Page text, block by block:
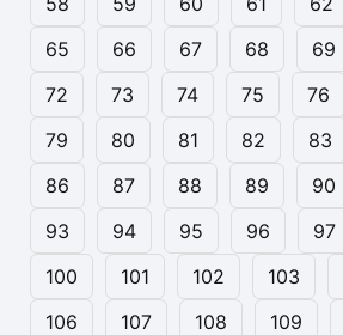
65
66 67 68 69
72
73 74 75 76
79
80 81 82 83
86
87 88 89 90
93
94 95 96 97
100
101 102 103
106
107 108 109